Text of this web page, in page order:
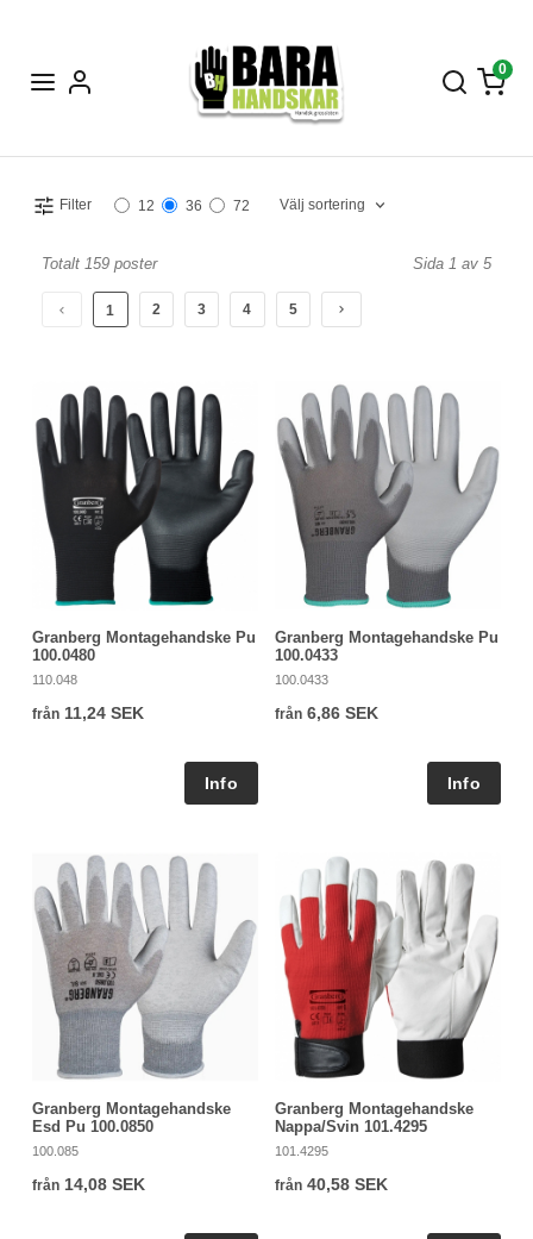
0
Filter 12 36 72 Välj sortering
Totalt 159 poster Sida 1 av 5
1 2 3 4 5
Granberg Montagehandske Pu
100.0480
110.048
från 11,24 SEK
Granberg Montagehandske Pu
100.0433
100.0433
från 6,86 SEK
Granberg Montagehandske
Esd Pu 100.0850
100.085
från 14,08 SEK
Granberg Montagehandske
Nappa/Svin 101.4295
101.4295
från 40,58 SEK